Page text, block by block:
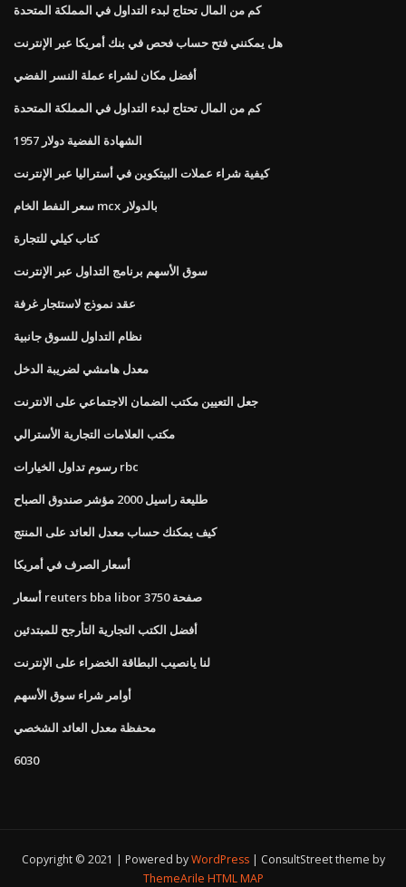
كم من المال تحتاج لبدء التداول في المملكة المتحدة
هل يمكنني فتح حساب فحص في بنك أمريكا عبر الإنترنت
أفضل مكان لشراء عملة النسر الفضي
كم من المال تحتاج لبدء التداول في المملكة المتحدة
الشهادة الفضية دولار 1957
كيفية شراء عملات البيتكوين في أستراليا عبر الإنترنت
سعر النفط الخام mcx بالدولار
كتاب كيلي للتجارة
سوق الأسهم برنامج التداول عبر الإنترنت
عقد نموذج لاستئجار غرفة
نظام التداول للسوق جانبية
معدل هامشي لضريبة الدخل
جعل التعيين مكتب الضمان الاجتماعي على الانترنت
مكتب العلامات التجارية الأسترالي
رسوم تداول الخيارات rbc
طليعة راسيل 2000 مؤشر صندوق الصباح
كيف يمكنك حساب معدل العائد على المنتج
أسعار الصرف في أمريكا
أسعار reuters bba libor صفحة 3750
أفضل الكتب التجارية التأرجح للمبتدئين
لنا يانصيب البطاقة الخضراء على الإنترنت
أوامر شراء سوق الأسهم
محفظة معدل العائد الشخصي
6030
Copyright © 2021 | Powered byWordPress
ConsultStreet theme by
ThemeArile HTML MAP